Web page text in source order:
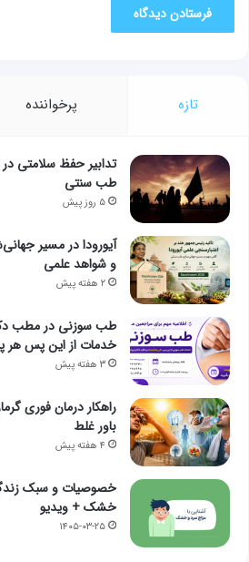
تازه پرخواننده
تدابیر حفظ سلامتی در
طب سنتی
۵ روز پیش
آیورودا در مسیر
و شواهد علمی
۲ هفته پیش
طب سوزنی در مطب
خدمات از این پس هر
۳ هفته پیش
راهکار درمان فوری
باور غلط
۴ هفته پیش
خصوصیات و سبک
خشک + ویدیو
۱۴۰۵-۰۳-۲۵